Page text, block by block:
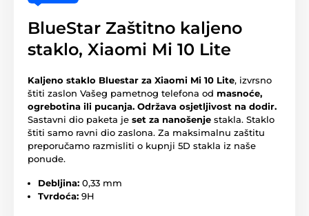
BlueStar Zaštitno kaljeno
staklo, Xiaomi Mi 10 Lite
Kaljeno staklo Bluestar za Xiaomi Mi 10 Lite, izvrsno
štiti zaslon Vašeg pametnog telefona od masnoće,
ogrebotina ili pucanja. Održava osjetljivost na dodir.
Sastavni dio paketa je set za nanošenje stakla. Staklo
štiti samo ravni dio zaslona. Za maksimalnu zaštitu
preporučamo razmisliti o kupnji 5D stakla iz naše
ponude.
Debljina: 0,33 mm
Tvrdoća: 9H